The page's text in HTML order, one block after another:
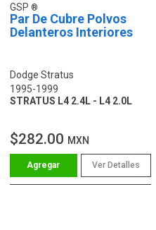
GSP
Par De Cubre Polvos
Delanteros Interiores
Dodge Stratus
1995-1999
STRATUS L4 2.4L - L4 2.0L
$282.00 MXN
Ver Detalles